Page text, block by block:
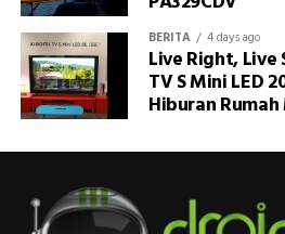
BERITA 4 days ago
Live Right,
TV S Mini LED
Hiburan